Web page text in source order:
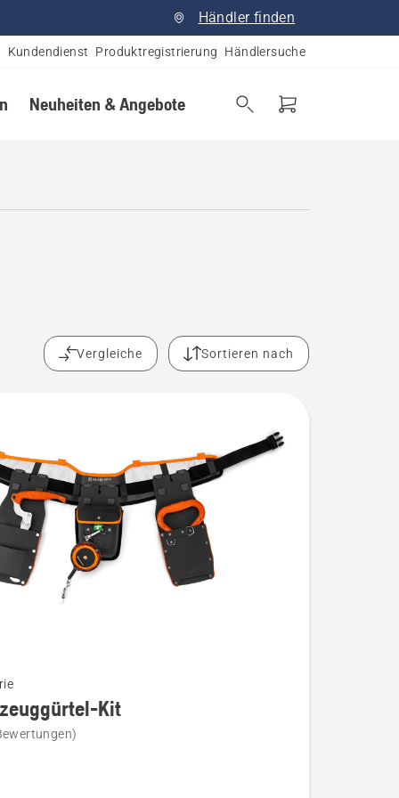
Händler finden
Kundendienst Produktregistrierung Händlersuche
Neuheiten & Angebote
Vergleiche Sortieren nach
Kit